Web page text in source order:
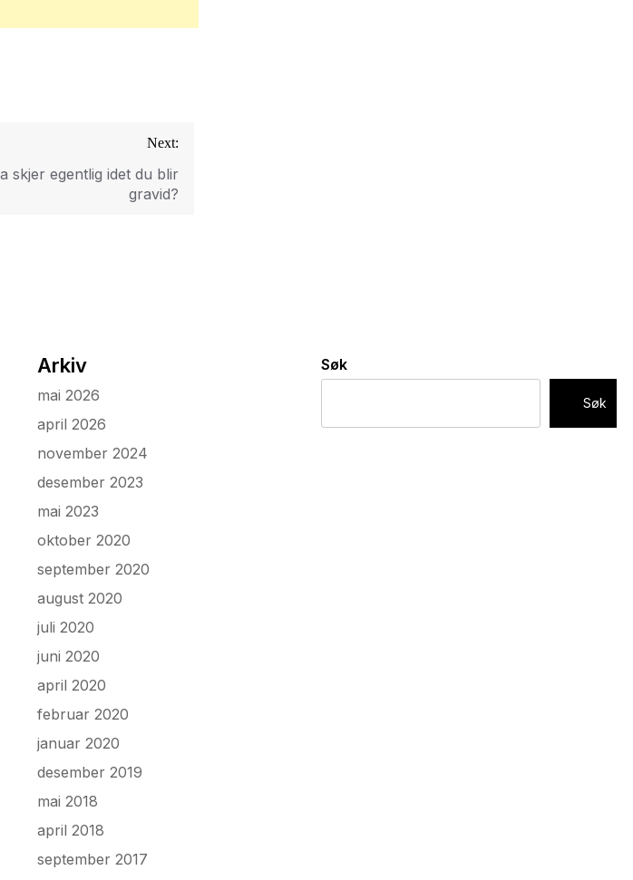
Next:
skjer egentlig idet du blir
gravid?
Arkiv
mai 2026
april 2026
november 2024
desember 2023
mai 2023
oktober 2020
september 2020
august 2020
juli 2020
juni 2020
april 2020
februar 2020
januar 2020
desember 2019
mai 2018
april 2018
september 2017
Søk
Søk